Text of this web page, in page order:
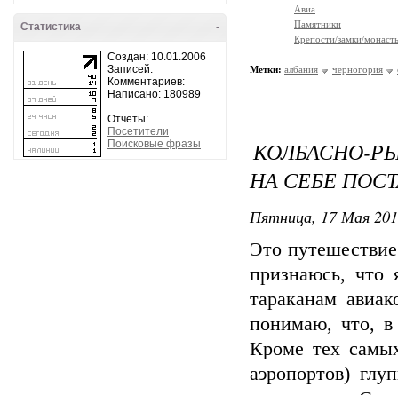
-
Статистика
Создан: 10.01.2006
Записей:
Комментариев:
Написано: 180989
Отчеты:
Посетители
Поисковые фразы
Авиа
Памятники
Крепости/замки/
Метки: албания черногория
КОЛБАСНО-
НА СЕБЕ
Пятница, 17 Мая
Это
признаюсь, что
тараканам
понимаю, что, в
Кроме тех
аэропортов)